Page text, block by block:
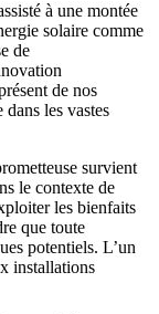
à une montée
solaire comme
de
de nos
les vastes
survient
le contexte de
les bienfaits
que toute
potentiels. L’un
installations